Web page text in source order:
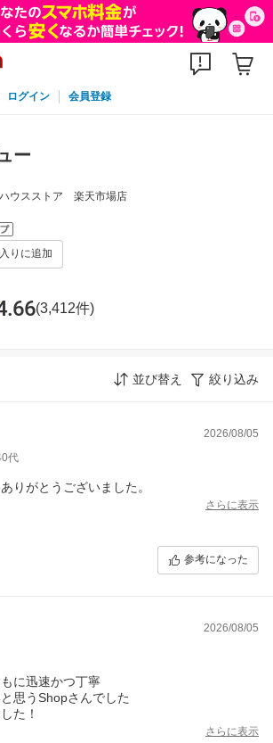
ログイン 会員登録
ー
ウスストア 楽天市場店
りに追加
(3,412件)
並び替え 絞り込み
2026/08/05
代
りがとうございました。
さらに表示
参考になった
2026/08/05
に迅速かつ丁寧
思うShopさんでした
た！
さらに表示